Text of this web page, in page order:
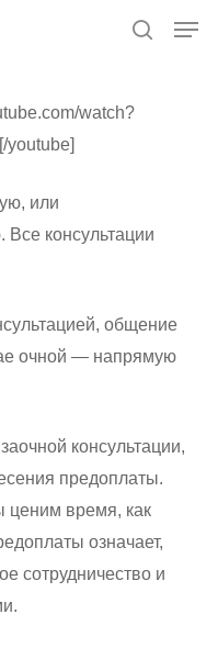
watch?
youtube]
или
Все консультации
общение
очной — напрямую
консультации,
предоплаты.
время, как
означает,
сотрудничество и